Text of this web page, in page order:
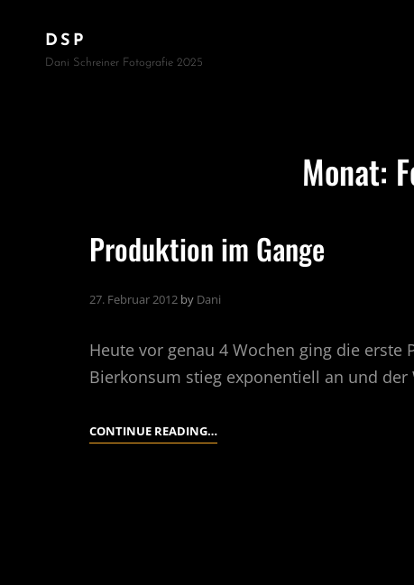
DSP
Dani Schreiner Fotografie 2025
Monat:
Produktion im Gange
27. Februar 2012 by Dani
Heute vor genau 4 Wochen ging die erste
Bierkonsum stieg exponentiell an und
CONTINUE READING…